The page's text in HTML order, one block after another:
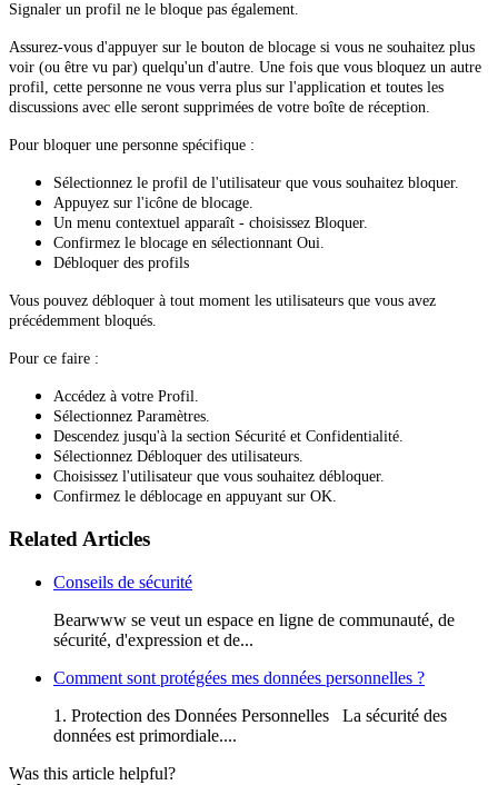
Signaler un profil ne le bloque pas également.
Assurez-vous d'appuyer sur le bouton de blocage si vous ne souhaitez plus
voir (ou être vu par) quelqu'un d'autre. Une fois que vous bloquez un autre
profil, cette personne ne vous verra plus sur l'application et toutes les
discussions avec elle seront supprimées de votre boîte de réception.
Pour bloquer une personne spécifique :
Sélectionnez le profil de l'utilisateur que vous souhaitez bloquer.
Appuyez sur l'icône de blocage.
Un menu contextuel apparaît - choisissez Bloquer.
Confirmez le blocage en sélectionnant Oui.
Débloquer des profils
Vous pouvez débloquer à tout moment les utilisateurs que vous avez
précédemment bloqués.
Pour ce faire :
Accédez à votre Profil.
Sélectionnez Paramètres.
Descendez jusqu'à la section Sécurité et Confidentialité.
Sélectionnez Débloquer des utilisateurs.
Choisissez l'utilisateur que vous souhaitez débloquer.
Confirmez le déblocage en appuyant sur OK.
Related Articles
Conseils de sécurité
Bearwww se veut un espace en ligne de communauté, de
sécurité, d'expression et de...
Comment sont protégées mes données personnelles ?
1. Protection des Données Personnelles La sécurité des
données est primordiale....
Was this article helpful?